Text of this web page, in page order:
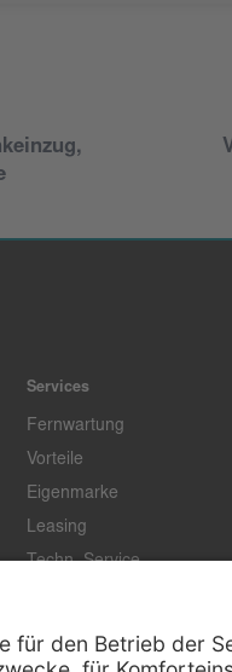
Services
Fernwartung
Vorteile
Eigenmarke
Leasing
Techn. Service
Zertifikat